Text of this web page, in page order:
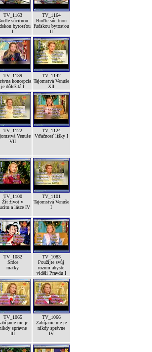
TV_1163
súcitnou
bytosťou
I
TV_1164
Buďte súcitnou
ľudskou bytosťou
II
TV_1139
koncepcia
je dôležitá I
TV_1142
Tajomstvá Venuše
XII
TV_1122
Venuše
VII
TV_1124
Vďačnosť líšky I
TV_1100
Žít život v
a lásce IV
TV_1101
Tajomstvá Venuše
I
TV_1082
Srdce
matky
TV_1083
Použijte svůj
rozum abyste
viděli Pravdu I
TV_1065
nie je
správne
III
TV_1066
Zabíjanie nie je
nikdy správne
IV